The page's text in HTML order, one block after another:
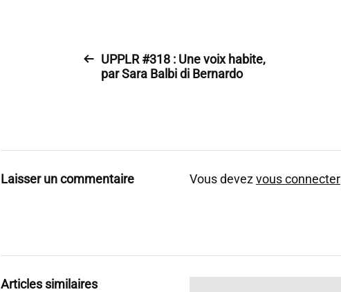
UPPLR #318 : Une voix habite,
par Sara Balbi di Bernardo
Laisser un commentaire Vous devezvous connecter
Articles similaires